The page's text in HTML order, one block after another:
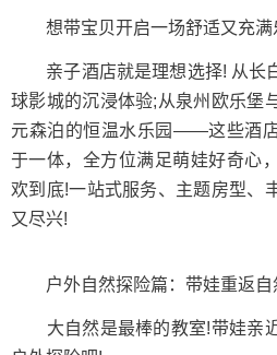
想带宝贝开启一场舒适又充满
亲子酒店就是理想选择! 从长
球影城的沉浸体验;从泉州欧乐堡
元森泊的恒温水乐园——这些酒
于一体，全方位满足萌娃好奇心
欢到底!一站式服务、主题房型、
又尽兴!
户外自然探险篇：带娃重返自
大自然是最棒的教室!带娃亲